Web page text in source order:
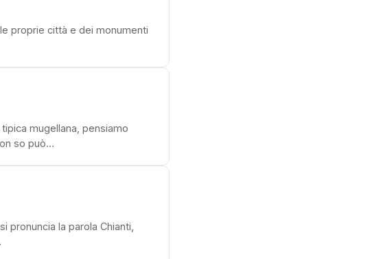
proprie città e dei monumenti
mugellana, pensiamo
so può…
la parola Chianti,